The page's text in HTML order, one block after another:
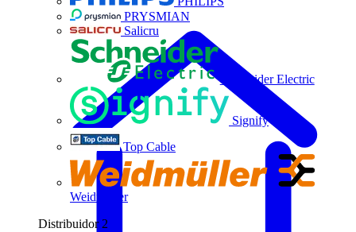
PRYSMIAN
Salicru
Schneider Electric
Signify
Top Cable
Weidmüller
Distribuidor 2